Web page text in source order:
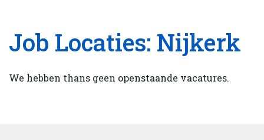
Job Locaties: Nijkerk
We hebben thans geen openstaande vacatures.